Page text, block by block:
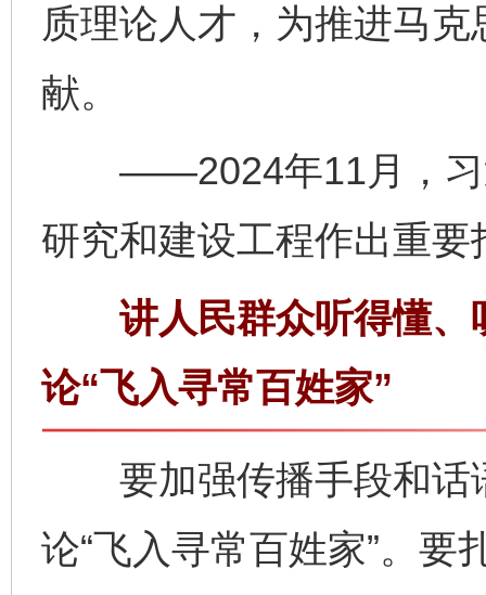
质理论人才，为推进马
献。
——2024年11月，习
研究和建设工程作出重要
讲人民群众听得懂、
论“飞入寻常百姓家”
要加强传播手段和话
论“飞入寻常百姓家”。要